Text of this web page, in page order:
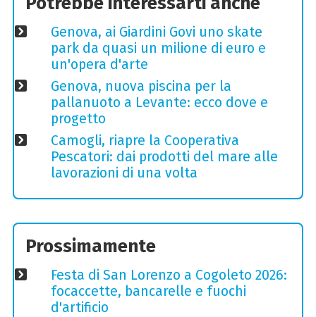
Genova, ai Giardini Govi uno skate
park da quasi un milione di euro e
un'opera d'arte
Genova, nuova piscina per la
pallanuoto a Levante: ecco dove e
progetto
Camogli, riapre la Cooperativa
Pescatori: dai prodotti del mare alle
lavorazioni di una volta
Prossimamente
Festa di San Lorenzo a Cogoleto 2026:
focaccette, bancarelle e fuochi
d'artificio